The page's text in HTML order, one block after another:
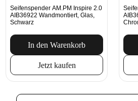
Seifenspender AM.PM Inspire 2.0
AIB36922 Wandmontiert, Glas,
Schwarz
In den Warenkorb
Jetzt kaufen